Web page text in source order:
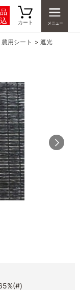
カート
農用シート > 遮光